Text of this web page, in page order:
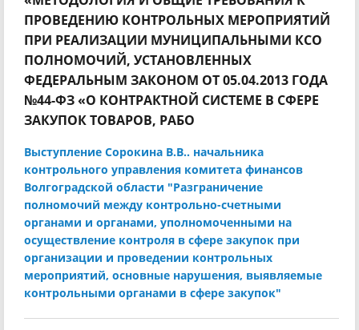
ПРОВЕДЕНИЮ КОНТРОЛЬНЫХ МЕРОПРИЯТИЙ
ПРИ РЕАЛИЗАЦИИ МУНИЦИПАЛЬНЫМИ КСО
ПОЛНОМОЧИЙ, УСТАНОВЛЕННЫХ
ФЕДЕРАЛЬНЫМ ЗАКОНОМ ОТ 05.04.2013 ГОДА
№44-ФЗ «О КОНТРАКТНОЙ СИСТЕМЕ В СФЕРЕ
ЗАКУПОК ТОВАРОВ, РАБО
Выступление Сорокина В.В.. начальника
контрольного управления комитета финансов
Волгоградской области "Разграничение
полномочий между контрольно-счетными
органами и органами, уполномоченными на
осуществление контроля в сфере закупок при
организации и проведении контрольных
мероприятий, основные нарушения, выявляемые
контрольными органами в сфере закупок"